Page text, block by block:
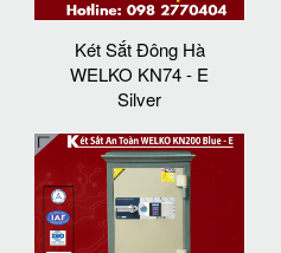
Két Sắt Đông Hà
WELKO KN74 - E
Silver